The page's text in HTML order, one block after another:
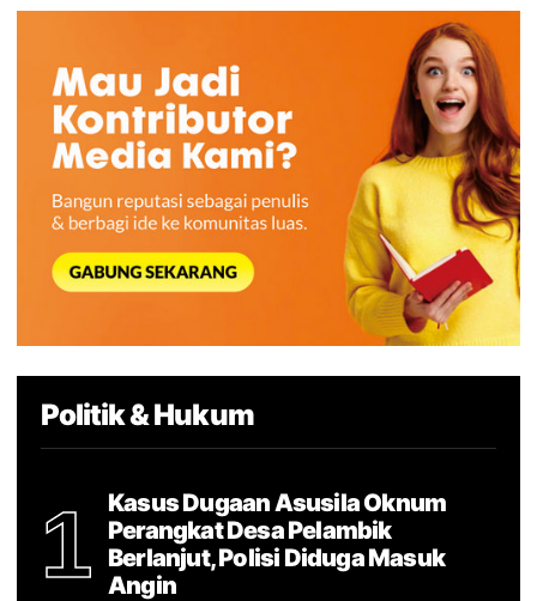
Politik & Hukum
1
Kasus Dugaan Asusila Oknum
Perangkat Desa Pelambik
Berlanjut, Polisi Diduga Masuk
Angin